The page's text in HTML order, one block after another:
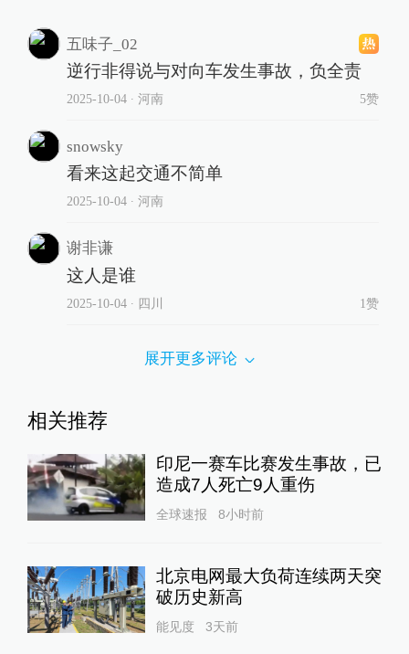
五味子_02
逆行非得说与对向车发生事故，负全责
2025-10-04∙ 河南 5赞
snowsky
看来这起交通不简单
2025-10-04∙ 河南
谢非谦
这人是谁
2025-10-04∙ 四川 1赞
展开更多评论
相关推荐
印尼一赛车比赛发生事故，已
造成7人死亡9人重伤
全球速报 8小时前
北京电网最大负荷连续两天突
破历史新高
能见度 3天前